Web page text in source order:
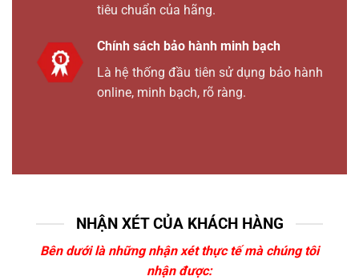
tiêu chuẩn của hãng.
Chính sách bảo hành minh bạch
Là hệ thống đầu tiên sử dụng bảo hành
online, minh bạch, rõ ràng.
NHẬN XÉT CỦA KHÁCH HÀNG
Bên dưới là những nhận xét thực tế mà chúng tôi
nhận được: